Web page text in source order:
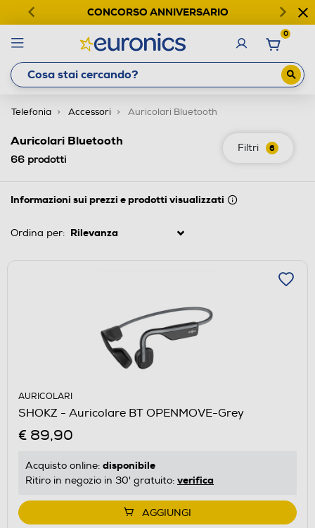
CONCORSO ANNIVERSARIO
0
Telefonia Accessori Auricolari Bluetooth
Filtri 6
Auricolari Bluetooth
66 prodotti
Informazioni sui prezzi e prodotti visualizzati
Ordina per:
AURICOLARI
SHOKZ - Auricolare BT OPENMOVE-Grey
€ 89,90
Acquisto online: disponibile
Ritiro in negozio in 30' gratuito: verifica
AGGIUNGI